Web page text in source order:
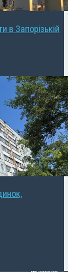
в Запорізькій